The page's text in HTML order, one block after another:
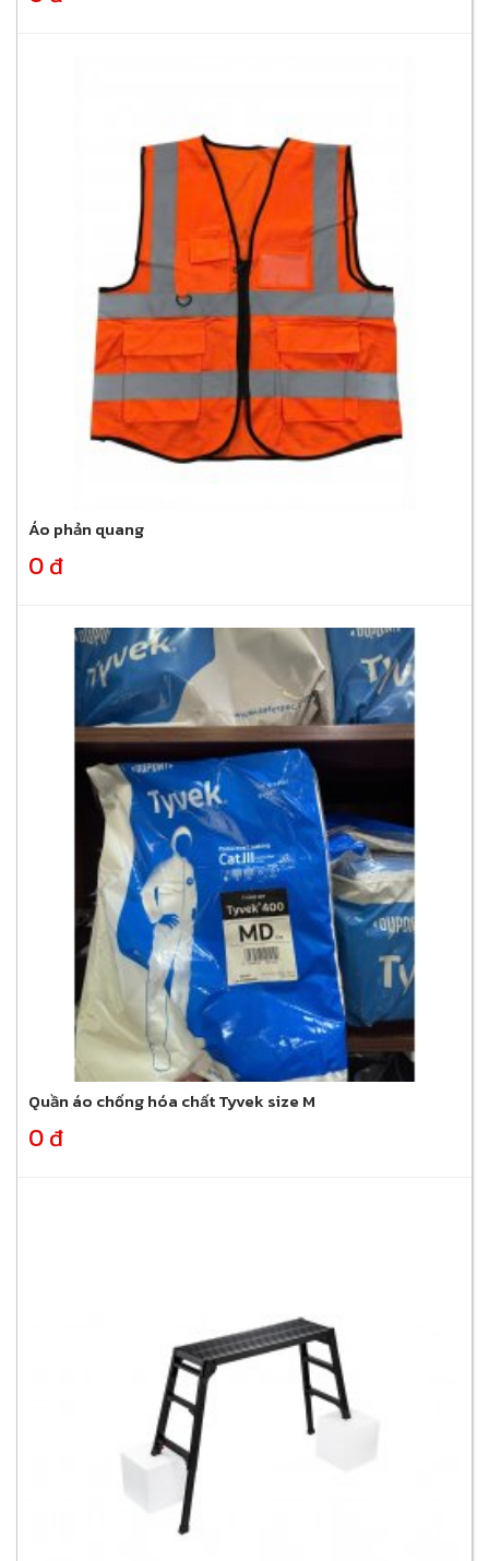
Áo phản quang
0 đ
Quần áo chống hóa chất Tyvek size M
0 đ